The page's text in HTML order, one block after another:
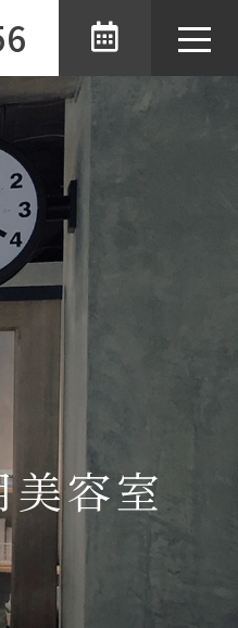
toggle
容室